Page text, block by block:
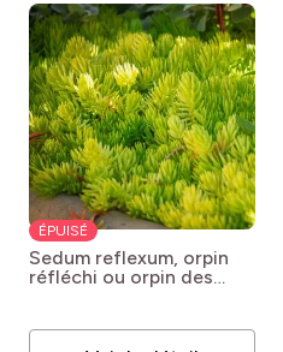
ÉPUISÉ
Sedum reflexum, orpin
réfléchi ou orpin des